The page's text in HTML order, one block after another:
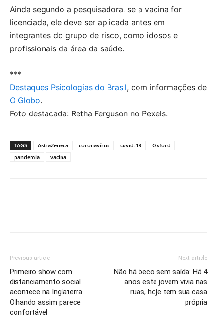
Ainda segundo a pesquisadora, se a vacina for
licenciada, ele deve ser aplicada antes em
integrantes do grupo de risco, como idosos e
profissionais da área da saúde.
***
Destaques Psicologias do Brasil, com informações de
O Globo.
Foto destacada: Retha Ferguson no Pexels.
TAGS AstraZeneca coronavírus covid-19
Oxford
pandemia
vacina
Previous article
Primeiro show com
distanciamento social
acontece na Inglaterra.
Olhando assim parece
confortável
Next article
Não há beco sem saída: Há 4
anos este jovem vivia nas
ruas, hoje tem sua casa
própria